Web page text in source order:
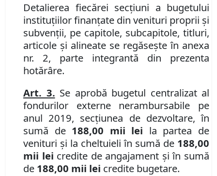
Detalierea fiecărei secţiuni a bugetului
instituţiilor finanţate din venituri proprii şi
subvenţii, pe capitole, subcapitole, titluri,
articole şi alineate se regăseşte în anexa
nr. 2, parte integrantă din prezenta
hotărâre.
Art. 3. Se aprobă bugetul centralizat al
fondurilor externe nerambursabile pe
anul 2019, secţiunea de dezvoltare, în
sumă de 188,00 mii lei la partea de
venituri şi la cheltuieli în sumă de 188,00
mii lei credite de angajament şi în sumă
de 188,00 mii lei credite bugetare.